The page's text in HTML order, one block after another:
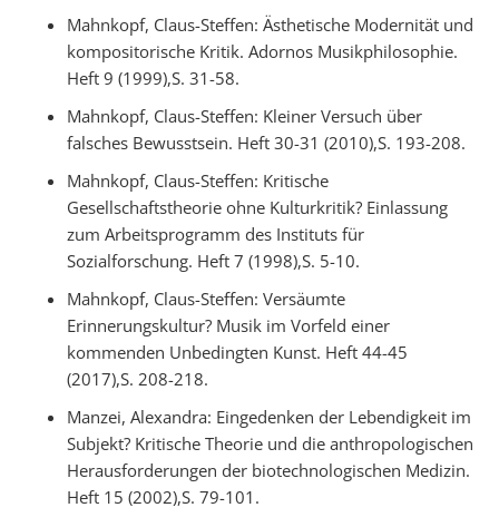
Mahnkopf, Claus-Steffen: Ästhetische Modernität und
kompositorische Kritik. Adornos Musikphilosophie.
Heft 9 (1999),S. 31-58.
Mahnkopf, Claus-Steffen: Kleiner Versuch über
falsches Bewusstsein. Heft 30-31 (2010),S. 193-208.
Mahnkopf, Claus-Steffen: Kritische
Gesellschaftstheorie ohne Kulturkritik? Einlassung
zum Arbeitsprogramm des Instituts für
Sozialforschung. Heft 7 (1998),S. 5-10.
Mahnkopf, Claus-Steffen: Versäumte
Erinnerungskultur? Musik im Vorfeld einer
kommenden Unbedingten Kunst. Heft 44-45
(2017),S. 208-218.
Manzei, Alexandra: Eingedenken der Lebendigkeit im
Subjekt? Kritische Theorie und die anthropologischen
Herausforderungen der biotechnologischen Medizin.
Heft 15 (2002),S. 79-101.